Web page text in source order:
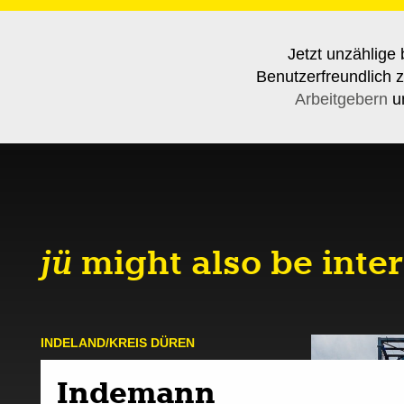
Jetzt unzählige
Benutzerfreundlich
Arbeitgebern
jü might also be
INDE­LAND/KREIS DÜREN
Indemann